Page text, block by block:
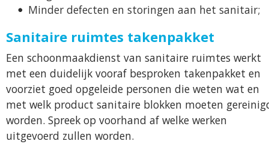
Minder defecten en storingen aan het sanitair;
Sanitaire ruimtes takenpakket
Een schoonmaakdienst van sanitaire ruimtes werkt
met een duidelijk vooraf besproken takenpakket en
voorziet goed opgeleide personen die weten wat en
met welk product sanitaire blokken moeten
worden. Spreek op voorhand af welke werken
uitgevoerd zullen worden.